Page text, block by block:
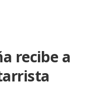
recibe a